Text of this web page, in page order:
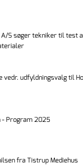
S søger tekniker til test
vedr. udfyldningsvalg til
- Program 2025
fra Tistrup Mediehus